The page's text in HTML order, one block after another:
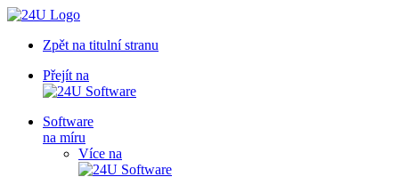
Zpět na titulní stranu
Přejít na
Software
na míru
Více na